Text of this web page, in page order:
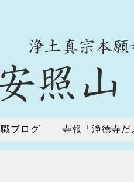
浄土真宗本願
照山
ブログ 寺報「浄徳寺だ